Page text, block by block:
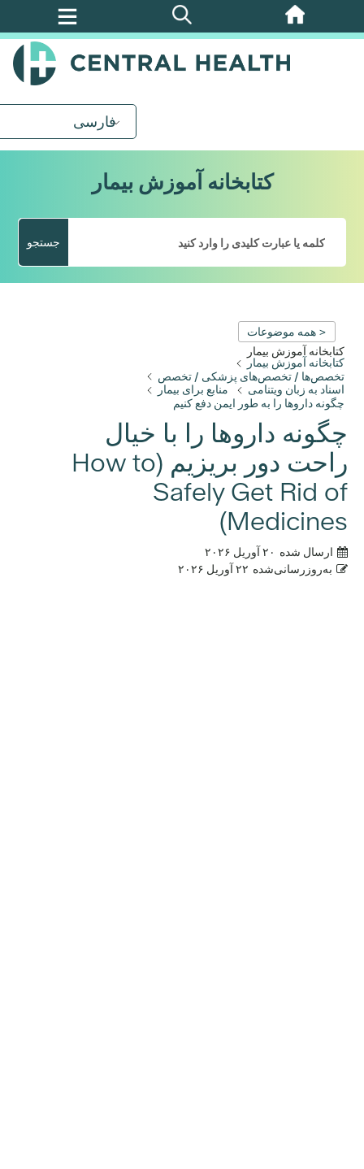
پرش
فارسی
کتابخانه آموزش بیمار
جستجو
< همه موضوعات
کتابخانه آموزش بیمار
کتابخانه آموزش بیمار
تخصص‌ها / تخصص‌های پزشکی / تخصص
اسناد به زبان ویتنامی
منابع برای بیمار
چگونه داروها را به طور ایمن دفع کنیم
چگونه داروها را با خیال
راحت دور بریزیم (How to
Safely Get Rid of
Medicines)
ارسال شده ۲۰ آوریل ۲۰۲۶
به‌روزرسانی‌شده ۲۲ آوریل ۲۰۲۶